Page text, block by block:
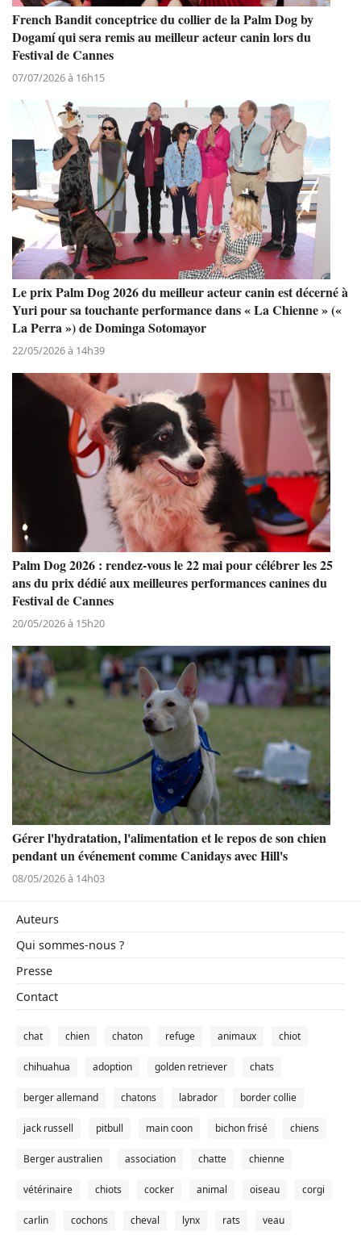
French Bandit conceptrice du collier de la Palm Dog by
Dogamí qui sera remis au meilleur acteur canin lors du
Festival de Cannes
07/07/2026 à 16h15
Le prix Palm Dog 2026 du meilleur acteur canin est décerné à
Yuri pour sa touchante performance dans « La Chienne » («
La Perra ») de Dominga Sotomayor
22/05/2026 à 14h39
Palm Dog 2026 : rendez-vous le 22 mai pour célébrer les 25
ans du prix dédié aux meilleures performances canines du
Festival de Cannes
20/05/2026 à 15h20
Gérer l'hydratation, l'alimentation et le repos de son chien
pendant un événement comme Canidays avec Hill's
08/05/2026 à 14h03
Auteurs
Qui sommes-nous ?
Presse
Contact
chat chien chaton refuge animaux chiot
chihuahua adoption golden retriever chats
berger allemand chatons labrador border collie
jack russell pitbull main coon bichon frisé chiens
Berger australien association chatte chienne
vétérinaire chiots cocker animal oiseau corgi
carlin cochons cheval lynx rats veau